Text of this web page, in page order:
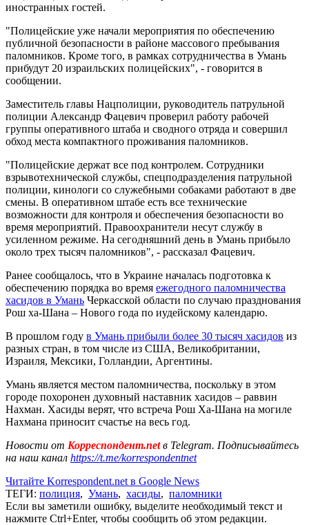
иностранных гостей.
"Полицейские уже начали мероприятия по обеспечению
публичной безопасности в районе массового пребывания
паломников. Кроме того, в рамках сотрудничества в Умань
прибудут 20 израильских полицейских", - говорится в
сообщении.
Заместитель главы Нацполиции, руководитель патрульной
полиции Александр Фацевич проверил работу рабочей
группы оперативного штаба и сводного отряда и совершил
обход места компактного проживания паломников.
"Полицейские держат все под контролем. Сотрудники
взрывотехнической службы, спецподразделения патрульной
полиции, кинологи со служебными собаками работают в две
смены. В оперативном штабе есть все технические
возможности для контроля и обеспечения безопасности во
время мероприятий. Правоохранители несут службу в
усиленном режиме. На сегодняшний день в Умань прибыло
около трех тысяч паломников", - рассказал Фацевич.
Ранее сообщалось, что в Украине началась подготовка к
обеспечению порядка во время ежегодного паломничества
хасидов в Умань Черкасской области по случаю празднования
Рош ха-Шана – Нового года по иудейскому календарю.
В прошлом году в Умань прибыли более 30 тысяч хасидов из
разных стран, в том числе из США, Великобритании,
Израиля, Мексики, Голландии, Аргентины.
Умань является местом паломничества, поскольку в этом
городе похоронен духовный наставник хасидов – раввин
Нахман. Хасиды верят, что встреча Рош Ха-Шана на могиле
Нахмана приносит счастье на весь год.
Новости от Корреспондент.netв Telegram. Подписывайтесь
на наш канал https://t.me/korrespondentnet
Читайте Korrespondent.net в Google News
ТЕГИ: полиция, Умань, хасиды, паломники
Если вы заметили ошибку, выделите необходимый текст и
нажмите Ctrl+Enter, чтобы сообщить об этом редакции.